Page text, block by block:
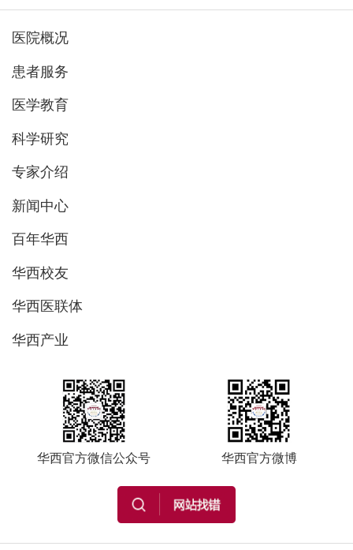
医院概况
患者服务
医学教育
科学研究
专家介绍
新闻中心
百年华西
华西校友
华西医联体
华西产业
华西官方微信公众号 华西官方微博